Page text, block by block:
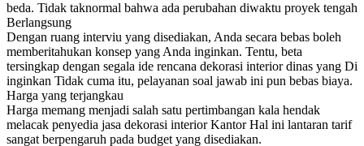
beda. Tidak taknormal bahwa ada perubahan diwaktu proyek tengah
Berlangsung
Dengan ruang interviu yang disediakan, Anda secara bebas boleh
memberitahukan konsep yang Anda inginkan. Tentu, beta
tersingkap dengan segala ide rencana dekorasi interior dinas yang Di
inginkan Tidak cuma itu, pelayanan soal jawab ini pun bebas biaya.
Harga yang terjangkau
Harga memang menjadi salah satu pertimbangan kala hendak
melacak penyedia jasa dekorasi interior Kantor Hal ini lantaran tarif
sangat berpengaruh pada budget yang disediakan.